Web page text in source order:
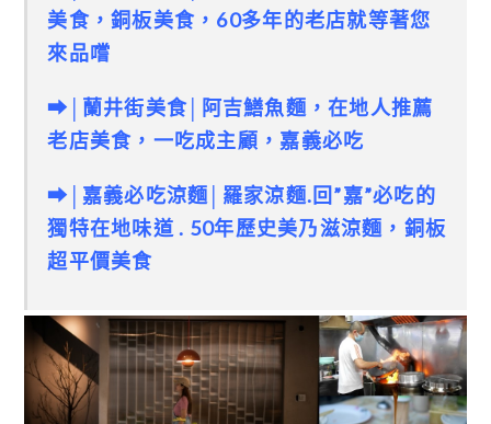
美食，銅板美食，60多年的老店就等著您
來品嚐
➡│蘭井街美食│
阿吉鱔魚麵，在地人推薦
老店美食，一吃成主顧，嘉義必吃
➡│嘉義必吃涼麵│羅家涼麵.回”嘉”必吃的
獨特在地味道 . 50年歷史美乃滋涼麵，銅板
超平價美食